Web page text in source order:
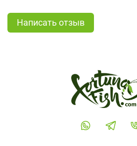
Написать отзыв